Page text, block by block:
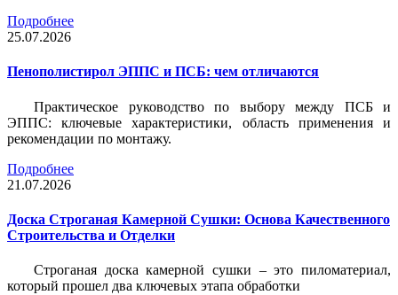
Подробнее
25.07.2026
Пенополистирол ЭППС и ПСБ: чем отличаются
Практическое руководство по выбору между ПСБ и
ЭППС: ключевые характеристики, область применения и
рекомендации по монтажу.
Подробнее
21.07.2026
Доска Строганая Камерной Сушки: Основа Качественного
Строительства и Отделки
Строганая доска камерной сушки – это пиломатериал,
который прошел два ключевых этапа обработки